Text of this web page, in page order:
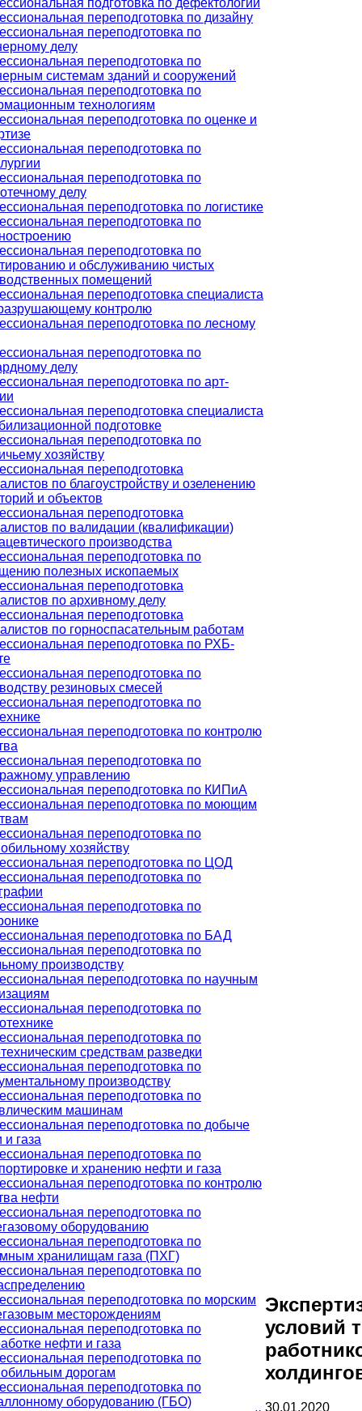
переподготовка по дизайну
переподготовка по
делу
переподготовка по
системам зданий и сооружений
переподготовка по
технологиям
переподготовка по оценке и
переподготовка по
переподготовка по
делу
переподготовка по логистике
переподготовка по
переподготовка по
и обслуживанию чистых
помещений
переподготовка специалиста
контролю
переподготовка по лесному
переподготовка по
делу
переподготовка по арт-
переподготовка специалиста
подготовке
переподготовка по
хозяйству
переподготовка
по благоустройству и озеленению
и объектов
переподготовка
по валидации (квалификации)
производства
переподготовка по
полезных ископаемых
переподготовка
по архивному делу
переподготовка
по горноспасательным работам
переподготовка по РХБ-
переподготовка по
резиновых смесей
переподготовка по
переподготовка по контролю
переподготовка по
управлению
переподготовка по КИПиА
переподготовка по моющим
переподготовка по
хозяйству
переподготовка по ЦОД
переподготовка по
переподготовка по
переподготовка по БАД
переподготовка по
производству
переподготовка по научным
переподготовка по
переподготовка по
средствам разведки
переподготовка по
производству
переподготовка по
машинам
переподготовка по добыче
газа
переподготовка по
и хранению нефти и газа
переподготовка по контролю
нефти
переподготовка по
оборудованию
переподготовка по
хранилищам газа (ПХГ)
переподготовка по
переподготовка по морским
месторождениям
переподготовка по
нефти и газа
переподготовка по
дорогам
переподготовка по
оборудованию (ГБО)
условий
30.01.2020